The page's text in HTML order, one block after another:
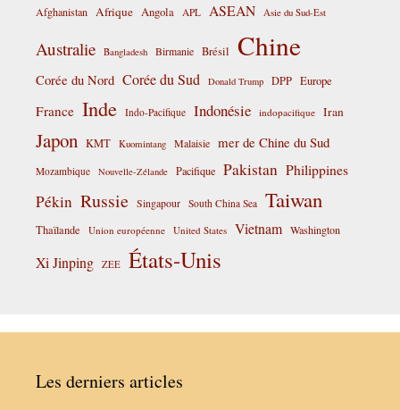
Afghanistan Afrique Angola APL ASEAN Asie du Sud-Est
Australie Bangladesh Birmanie Brésil Chine
Corée du Nord Corée du Sud Donald Trump DPP Europe
France Inde Indo-Pacifique Indonésie indopacifique Iran
Japon KMT Kuomintang Malaisie mer de Chine du Sud
Mozambique Nouvelle-Zélande Pacifique Pakistan Philippines
Pékin Russie Singapour South China Sea Taiwan
Thaïlande Union européenne United States Vietnam Washington
Xi Jinping ZEE États-Unis
Les derniers articles